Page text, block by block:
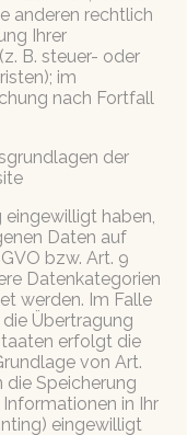
anderen rechtlich
Ihrer
B. steuer- oder
im
nach Fortfall
der
eingewilligt haben,
Daten auf
bzw. Art. 9
Datenkategorien
werden. Im Falle
Übertragung
erfolgt die
von Art.
die Speicherung
in Ihr
eingewilligt